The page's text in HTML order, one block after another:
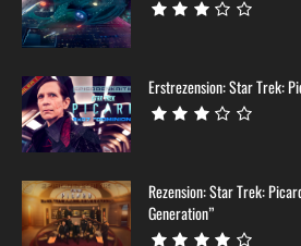
Erstrezension: Star Trek:
Rezension: Star Trek:
Generation”